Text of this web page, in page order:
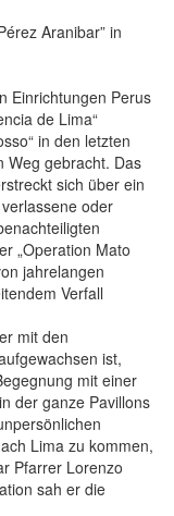
Aranibar” in
Einrichtungen Perus
de Lima“
in den letzten
Weg gebracht. Das
sich über ein
oder
„Operation Mato
jahrelangen
Verfall
mit den
ist,
mit einer
der ganze Pavillons
Lima zu kommen,
Pfarrer Lorenzo
sah er die